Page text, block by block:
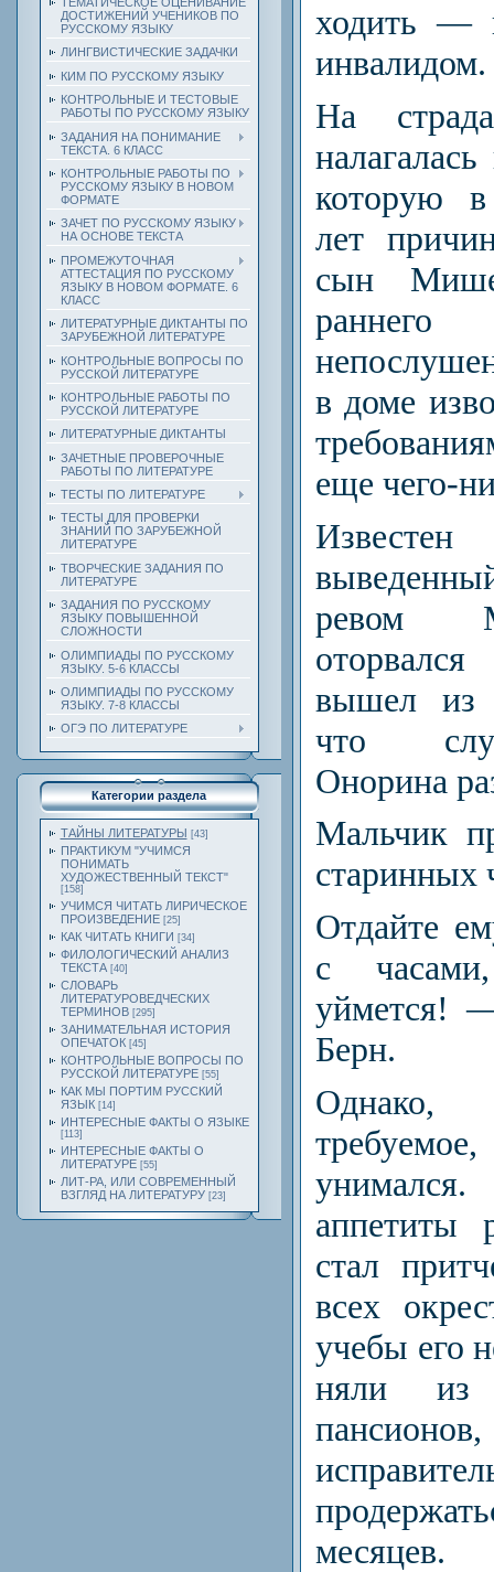
ДОСТИЖЕНИЙ УЧЕНИКОВ ПО
РУССКОМУ ЯЗЫКУ
ЛИНГВИСТИЧЕСКИЕ ЗАДАЧКИ
КИМ ПО РУССКОМУ ЯЗЫКУ
КОНТРОЛЬНЫЕ И ТЕСТОВЫЕ
РАБОТЫ ПО РУССКОМУ ЯЗЫКУ
ЗАДАНИЯ НА ПОНИМАНИЕ
ТЕКСТА. 6 КЛАСС
КОНТРОЛЬНЫЕ РАБОТЫ ПО
РУССКОМУ ЯЗЫКУ В НОВОМ
ФОРМАТЕ
ЗАЧЕТ ПО РУССКОМУ ЯЗЫКУ
НА ОСНОВЕ ТЕКСТА
ПРОМЕЖУТОЧНАЯ
АТТЕСТАЦИЯ ПО РУССКОМУ
ЯЗЫКУ В НОВОМ ФОРМАТЕ. 6
КЛАСС
ЛИТЕРАТУРНЫЕ ДИКТАНТЫ ПО
ЗАРУБЕЖНОЙ ЛИТЕРАТУРЕ
КОНТРОЛЬНЫЕ ВОПРОСЫ ПО
РУССКОЙ ЛИТЕРАТУРЕ
КОНТРОЛЬНЫЕ РАБОТЫ ПО
РУССКОЙ ЛИТЕРАТУРЕ
ЛИТЕРАТУРНЫЕ ДИКТАНТЫ
ЗАЧЕТНЫЕ ПРОВЕРОЧНЫЕ
РАБОТЫ ПО ЛИТЕРАТУРЕ
ТЕСТЫ ПО ЛИТЕРАТУРЕ
ТЕСТЫ ДЛЯ ПРОВЕРКИ
ЗНАНИЙ ПО ЗАРУБЕЖНОЙ
ЛИТЕРАТУРЕ
ТВОРЧЕСКИЕ ЗАДАНИЯ ПО
ЛИТЕРАТУРЕ
ЗАДАНИЯ ПО РУССКОМУ
ЯЗЫКУ ПОВЫШЕННОЙ
СЛОЖНОСТИ
ОЛИМПИАДЫ ПО РУССКОМУ
ЯЗЫКУ. 5-6 КЛАССЫ
ОЛИМПИАДЫ ПО РУССКОМУ
ЯЗЫКУ. 7-8 КЛАССЫ
ОГЭ ПО ЛИТЕРАТУРЕ
Категории раздела
ТАЙНЫ ЛИТЕРАТУРЫ [43]
ПРАКТИКУМ "УЧИМСЯ
ПОНИМАТЬ
ХУДОЖЕСТВЕННЫЙ ТЕКСТ"
[158]
УЧИМСЯ ЧИТАТЬ ЛИРИЧЕСКОЕ
ПРОИЗВЕДЕНИЕ [25]
КАК ЧИТАТЬ КНИГИ [34]
ФИЛОЛОГИЧЕСКИЙ АНАЛИЗ
ТЕКСТА [40]
СЛОВАРЬ
ЛИТЕРАТУРОВЕДЧЕСКИХ
ТЕРМИНОВ [295]
ЗАНИМАТЕЛЬНАЯ ИСТОРИЯ
ОПЕЧАТОК [45]
КОНТРОЛЬНЫЕ ВОПРОСЫ ПО
РУССКОЙ ЛИТЕРАТУРЕ [55]
КАК МЫ ПОРТИМ РУССКИЙ
ЯЗЫК [14]
ИНТЕРЕСНЫЕ ФАКТЫ О ЯЗЫКЕ
[113]
ИНТЕРЕСНЫЕ ФАКТЫ О
ЛИТЕРАТУРЕ [55]
ЛИТ-РА, ИЛИ СОВРЕМЕННЫЙ
ВЗГЛЯД НА ЛИТЕРАТУРУ [23]
ходить —
инвалидом.
На
которую
лет
сын
в доме
еще чего-
ревом
вышел из
что
Онорина
Мальчик
старинных
Отдайте
с
уймется!
Берн.
Однако,
унимался.
аппетиты
стал
всех
учебы его
няли из
месяцев.